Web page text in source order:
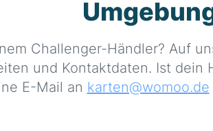
Challenger-Händler? Auf
und Kontaktdaten. Ist dein
E-Mail an karten@womoo.de